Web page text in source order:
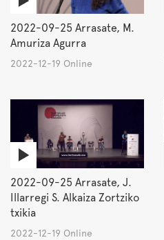
2022-09-25 Arrasate, M.
Amuriza Agurra
2022-12-19 Online
2022-09-25 Arrasate, J.
Illarregi S. Alkaiza Zortziko
txikia
2022-12-19 Online